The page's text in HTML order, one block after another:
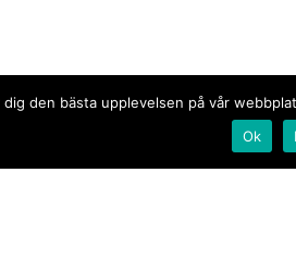
den bästa upplevelsen på vår
Ok